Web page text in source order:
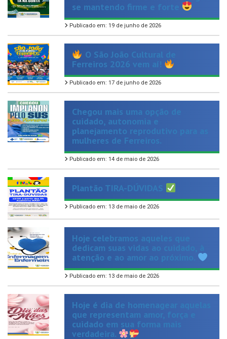
Publicado em: 19 de junho de 2026
O São João Cultural de
Ferreiros 2026 vem aí!
Publicado em: 17 de junho de 2026
Chegou mais uma opção de
cuidado, autonomia e
planejamento reprodutivo para as
mulheres de Ferreiros.
Publicado em: 14 de maio de 2026
Plantão TIRA-DÚVIDAS
Publicado em: 13 de maio de 2026
Hoje celebramos aqueles que
dedicam suas vidas ao cuidado, à
atenção e ao amor ao próximo.
Publicado em: 13 de maio de 2026
Hoje é dia de homenagear aquelas
que representam amor, força e
cuidado em sua forma mais
verdadeira.
Publicado em: 11 de maio de 2026